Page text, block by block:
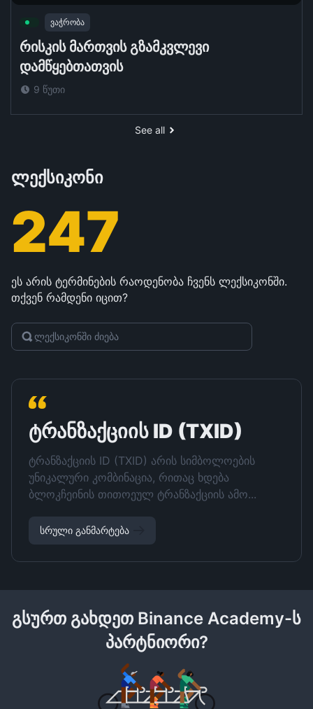
ვაჭრობა
რისკის მართვის გზამკვლევი
დამწყებთათვის
9 წუთი
See all
ლექსიკონი
247
ეს არის ტერმინების რაოდენობა ჩვენს ლექსიკონში.
თქვენ რამდენი იცით?
ტრანზაქციის ID (TXID)
ტრანზაქციის ID (TXID) არის სიმბოლოების
უნიკალური კომბინაცია, რითაც ხდება
ბლოკჩეინის თითოეულ ტრანზაქციის ამო...
სრული განმარტება
გსურთ გახდეთ Binance Academy-ს
პარტნიორი?